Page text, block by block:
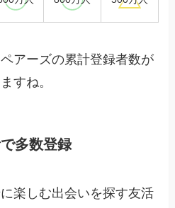
アーズの累計登録者数が
すね。
多数登録
楽しむ出会いを探す友活